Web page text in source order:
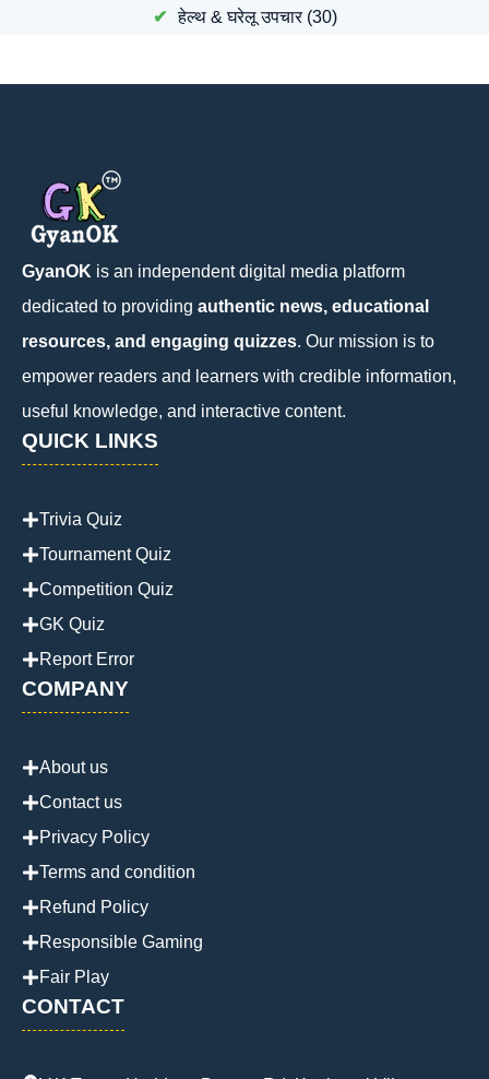
हेल्थ & घरेलू उपचार(30)
GyanOK is an independent digital media platform
dedicated to providing authentic news, educational
resources, and engaging quizzes. Our mission is to
empower readers and learners with credible information,
useful knowledge, and interactive content.
QUICK LINKS
Trivia Quiz
Tournament Quiz
Competition Quiz
GK Quiz
Report Error
COMPANY
About us
Contact us
Privacy Policy
Terms and condition
Refund Policy
Responsible Gaming
Fair Play
CONTACT